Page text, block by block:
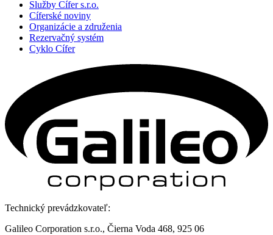
Služby Cífer s.r.o.
Cíferské noviny
Organizácie a združenia
Rezervačný systém
Cyklo Cífer
Technický prevádzkovateľ:
Galileo Corporation s.r.o., Čierna Voda 468, 925 06